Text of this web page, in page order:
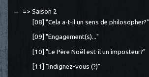
=> Saison 2
[08] "Cela a-t-il un sens de philosopher?"
[09] "Engagement(s)..."
[10] "Le Père Noël est-il un imposteur?"
[11] "Indignez-vous (?)"